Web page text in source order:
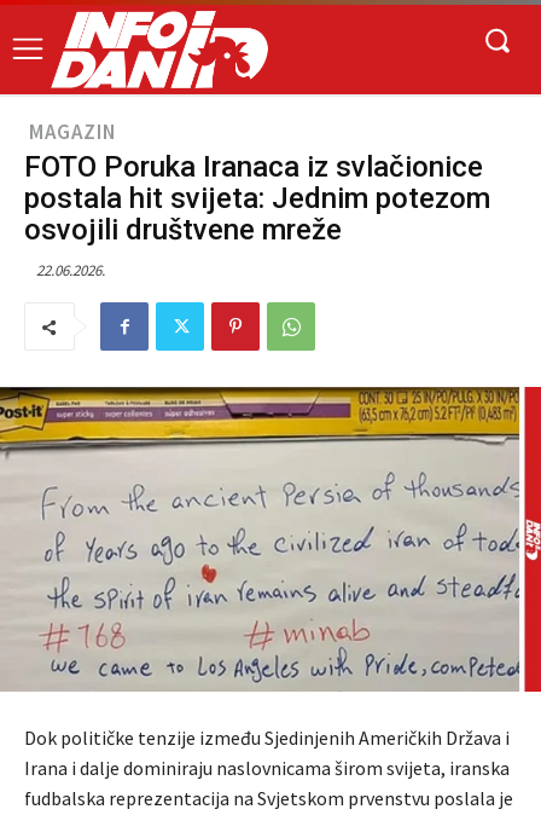
MAGAZIN
FOTO Poruka Iranaca iz svlačionice
postala hit svijeta: Jednim potezom
osvojili društvene mreže
22.06.2026.
Dok političke tenzije između Sjedinjenih Američkih Država i
Irana i dalje dominiraju naslovnicama širom svijeta, iranska
fudbalska reprezentacija na Svjetskom prvenstvu poslala je